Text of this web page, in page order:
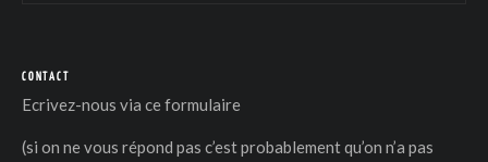
CONTACT
Ecrivez-nous via ce formulaire
(si on ne vous répond pas c’est probablement qu’on n’a pas